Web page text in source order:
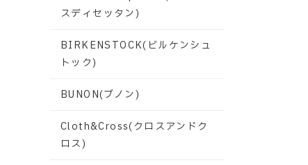
スディセッタン)
BIRKENSTOCK(ビルケンシュ
トック)
BUNON(ブノン)
Cloth&Cross(クロスアンドク
ロス)